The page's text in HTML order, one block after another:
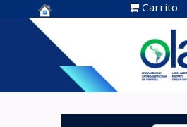
Centro de
Documentación
OLADE -
Carrito